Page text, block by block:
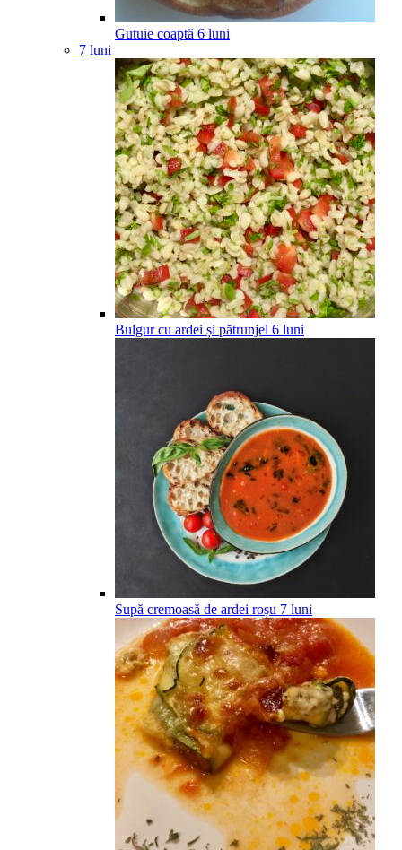
Gutuie coaptă 6 luni
7 luni
Bulgur cu ardei și pătrunjel 6 luni
Supă cremoasă de ardei roșu 7 luni